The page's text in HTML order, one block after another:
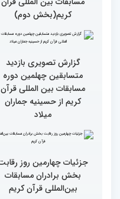
گزارش تصویری حضور
مهمانان در غرفه های
نمایشگاهی چهلمین دوره
مسابقات بین المللی قران
کریم(بخش دوم)
گزارش تصویری بازدید
متسابقین چهلمین دوره
مسابقات بین المللی قرآن
کریم از حسینیه جماران
میلاد